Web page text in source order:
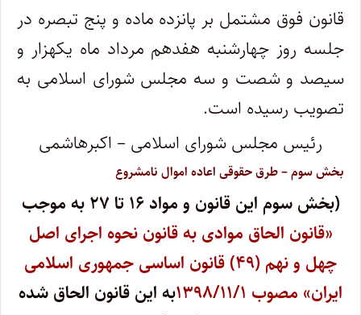
قانون فوق مشتمل بر پانزده ماده و پنج تبصره در
جلسه روز چهارشنبه هفدهم مرداد ماه یکهزار و
سیصد و شصت و سه مجلس شورای اسلامی به
تصویب ‌رسیده است.
رئیس مجلس شورای اسلامی – اکبر‌هاشمی
بخش سوم – طرق حقوقی اعاده اموال نامشروع
(بخش سوم این قانون و مواد ۱۶ تا ۲۷ به موجب
«قانون الحاق موادی به قانون نحوه اجرای اصل
چهل و نهم (۴۹) قانون اساسی جمهوری اسلامی
ایران» مصوب ۱۳۹۸/۱۱/۱
به این قانون الحاق شده